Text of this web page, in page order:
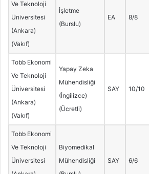
Ve Teknoloji
Üniversitesi
(Ankara)
(Vakıf)
İşletme
(Burslu)
EA 8/8
Tobb Ekonomi
Ve Teknoloji
Üniversitesi
(Ankara)
(Vakıf)
Yapay Zeka
Mühendisliği
(İngilizce)
(Ücretli)
SAY 10/10
Tobb Ekonomi
Ve Teknoloji
Üniversitesi
Biyomedikal
Mühendisliği
SAY 6/6